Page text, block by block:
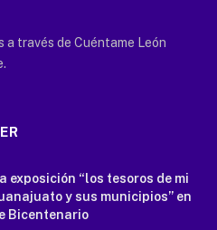
a través de Cuéntame León
exposición “los tesoros de mi
y sus municipios” en
Bicentenario